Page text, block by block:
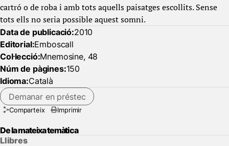
cartró o de roba i amb tots aquells paisatges escollits. Sense
tots ells no seria possible aquest somni.
Data de publicació:2010
Editorial:Emboscall
Col·lecció:Mnemosine, 48
Núm de pàgines:150
Idioma:Català
Demanar en préstec
Comparteix Imprimir
De la mateixa temàtica
Llibres